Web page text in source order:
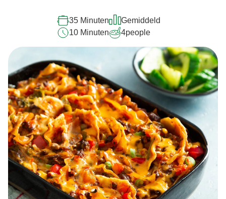
35 Minuten
Gemiddeld
10 Minuten
4people